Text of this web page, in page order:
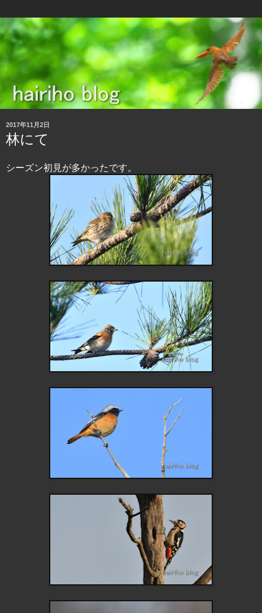
2017年11月2日
林にて
シーズン初見が多かったです。